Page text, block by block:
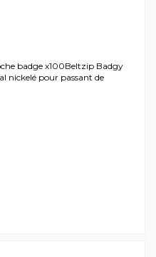
badge x100Beltzip Badgy
nickelé pour passant de